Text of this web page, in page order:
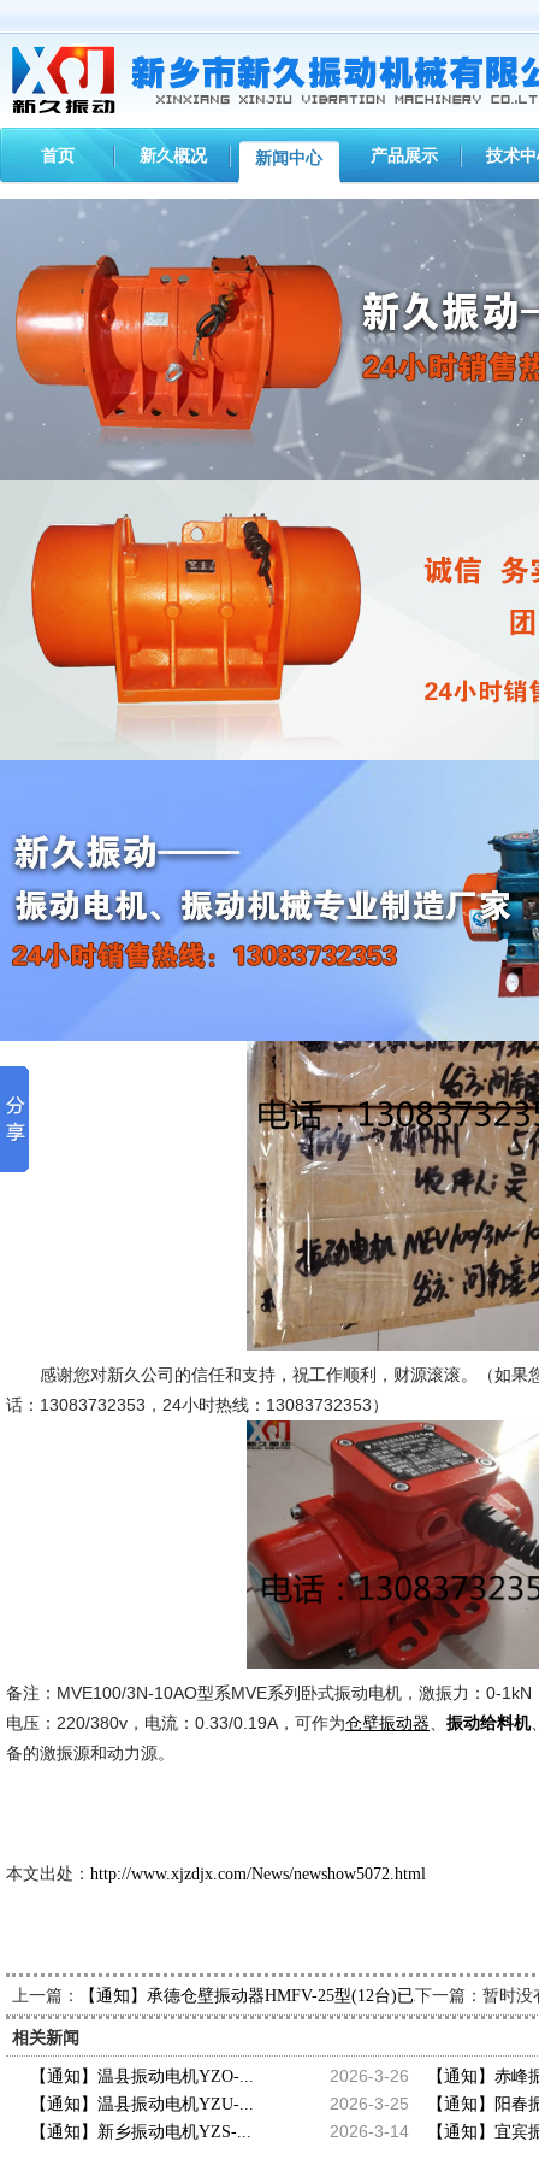
首页 新久概况 新闻中心 产品展示 技术
您现在的位置： >新闻中心>新久动态
【通知】柳州振动电机MVE100/3N-10AO
作者：xjzdjx 发表于：
E100/3N-10AO型
保价费以及其它费用已付清，预计四日左右到达。请保持手机畅通，
用维护说明书。
感谢您对新久公司的信任和支持，祝工作顺利，财源滚滚。（如果
话：13083732353，24小时热线：13083732353）
备注：MVE100/3N-10AO型系MVE系列卧式振动电机，激振力：0-
电压：220/380v，电流：0.33/0.19A，可作为仓壁振动器 振动给料机
备的激振源和动力源。
本文出处： http://www.xjzdjx.com/News/newshow5072.html
上一篇： 【通知】承德仓壁振动器HMFV-25型(12台)已发出，请龚经理
下一篇：暂时没
相关新闻
2026-3-26
【通知】温县振动电机YZO-... 【通知】赤峰
2026-3-25
【通知】温县振动电机YZU-... 【通知】阳春
2026-3-14
【通知】新乡振动电机YZS-... 【通知】宜宾